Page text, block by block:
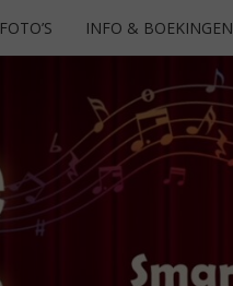
FOTO’S INFO & BOEKINGEN